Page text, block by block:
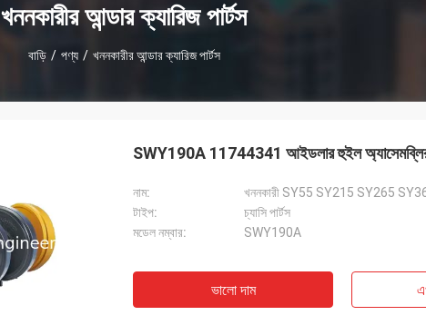
খননকারীর আন্ডার ক্যারিজ পার্টস
বাড়ি / পণ্য / খননকারীর আন্ডার ক্যারিজ পার্টস
SWY190A 11744341 আইডলার হুইল অ্যাসেমব্লির
নাম:
টাইপ:
চ্যাসি পার্টস
মডেল নম্বার:
SWY190A
ভালো দাম